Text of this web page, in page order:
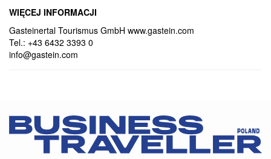
WIĘCEJ INFORMACJI
Gasteinertal Tourismus GmbH www.gastein.com
Tel.: +43 6432 3393 0
info@gastein.com